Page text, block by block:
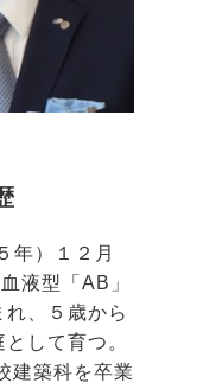
年）１２月
液型「AB」
、５歳から
して育つ。
建築科を卒業